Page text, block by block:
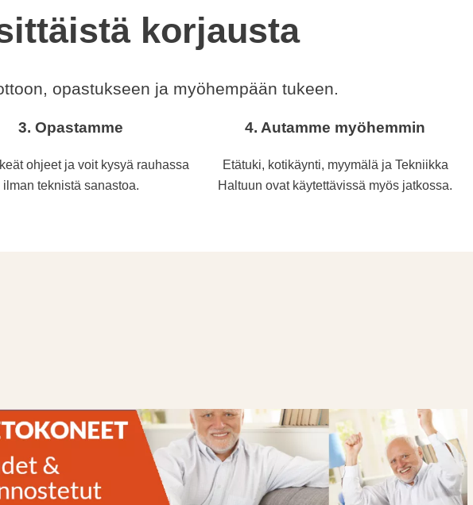
korjausta
opastukseen ja myöhempään tukeen.
3. Opastamme
ohjeet ja voit kysyä rauhassa
ilman teknistä sanastoa.
4. Autamme myöhemmin
Etätuki, kotikäynti, myymälä ja Tekniikka
Haltuun ovat käytettävissä myös jatkossa.